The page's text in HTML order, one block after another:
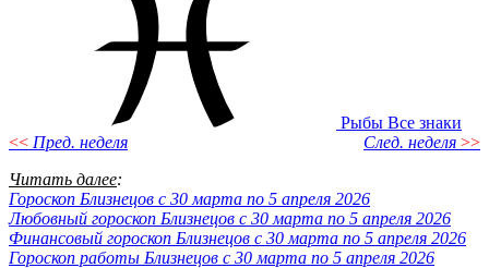
Рыбы Все знаки
<< Пред. неделя След. неделя >>
Читать далее:
Гороскоп Близнецов с 30 марта по 5 апреля 2026
Любовный гороскоп Близнецов с 30 марта по 5 апреля 2026
Финансовый гороскоп Близнецов с 30 марта по 5 апреля 2026
Гороскоп работы Близнецов с 30 марта по 5 апреля 2026